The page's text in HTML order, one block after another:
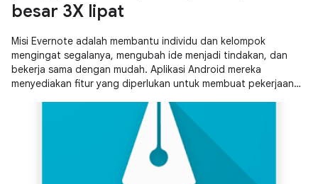
besar 3X lipat
Misi Evernote adalah membantu individu dan kelompok
mengingat segalanya, mengubah ide menjadi tindakan, dan
bekerja sama dengan mudah. Aplikasi Android mereka
menyediakan fitur yang diperlukan untuk membuat pekerjaan
berkolaborasi dengan pengguna lain.